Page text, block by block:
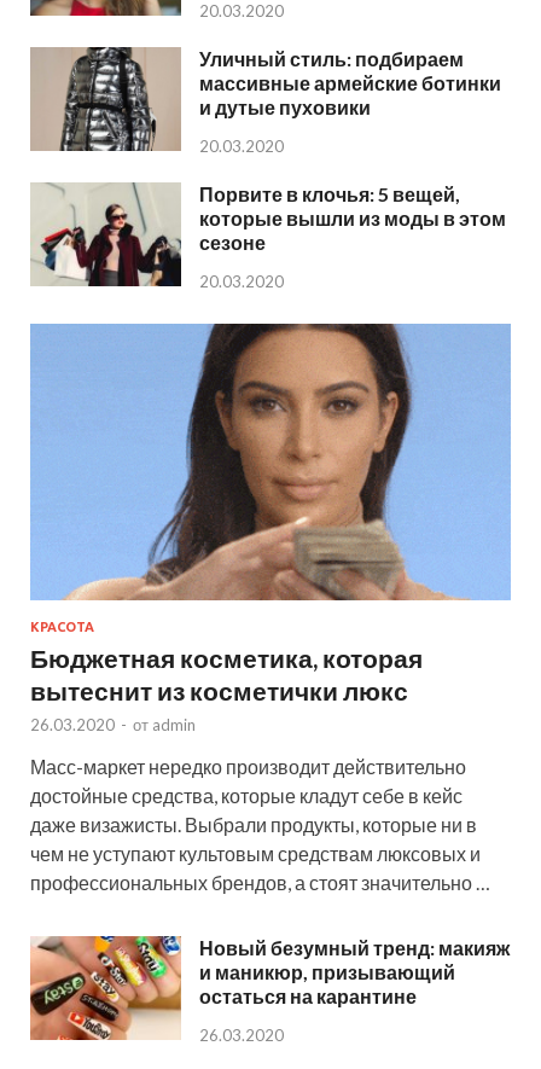
20.03.2020
Уличный стиль: подбираем
массивные армейские ботинки
и дутые пуховики
20.03.2020
Порвите в клочья: 5 вещей,
которые вышли из моды в этом
сезоне
20.03.2020
КРАСОТА
Бюджетная косметика, которая
вытеснит из косметички люкс
26.03.2020 - от admin
Масс-маркет нередко производит действительно
достойные средства, которые кладут себе в кейс
даже визажисты. Выбрали продукты, которые ни в
чем не уступают культовым средствам люксовых и
профессиональных брендов, а стоят значительно …
Новый безумный тренд: макияж
и маникюр, призывающий
остаться на карантине
26.03.2020